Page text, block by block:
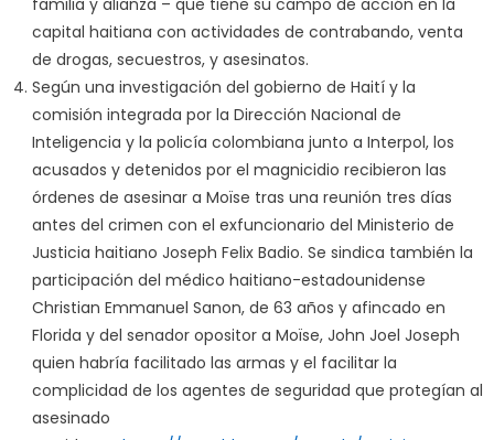
capital haitiana con actividades de contrabando, venta
de drogas, secuestros, y asesinatos.
Según una investigación del gobierno de Haití y la
comisión integrada por la Dirección Nacional de
Inteligencia y la policía colombiana junto a Interpol, los
acusados y detenidos por el magnicidio recibieron las
órdenes de asesinar a Moïse tras una reunión tres días
antes del crimen con el exfuncionario del Ministerio de
Justicia haitiano Joseph Felix Badio. Se sindica también la
participación del médico haitiano-estadounidense
Christian Emmanuel Sanon, de 63 años y afincado en
Florida y del senador opositor a Moïse, John Joel Joseph
quien habría facilitado las armas y el facilitar la
complicidad de los agentes de seguridad que protegían al
asesinado